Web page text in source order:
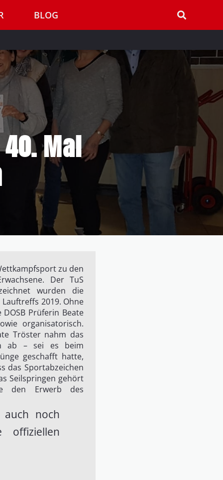
BLOG
Mal
zu den
Der TuS
wurden die
2019. Ohne
Prüferin Beate
organisatorisch.
Tröster nahm das
ab – sei es beim
geschafft hatte,
das Sportabzeichen
Seilspringen gehört
den Erwerb des
auch noch